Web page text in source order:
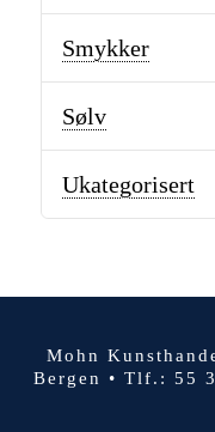
Smykker
Sølv
Ukategorisert
Mohn
Bergen • Tlf.: 55